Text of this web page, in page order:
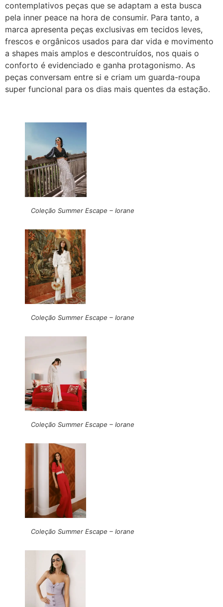
contemplativos peças que se adaptam a esta busca
pela inner peace na hora de consumir. Para tanto, a
marca apresenta peças exclusivas em tecidos leves,
frescos e orgânicos usados para dar vida e movimento
a shapes mais amplos e descontruídos, nos quais o
conforto é evidenciado e ganha protagonismo. As
peças conversam entre si e criam um guarda-roupa
super funcional para os dias mais quentes da estação.
Coleção Summer Escape – Iorane
Coleção Summer Escape – Iorane
Coleção Summer Escape – Iorane
Coleção Summer Escape – Iorane